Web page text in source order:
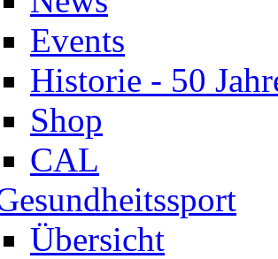
Events
Historie - 50
Shop
CAL
Übersicht